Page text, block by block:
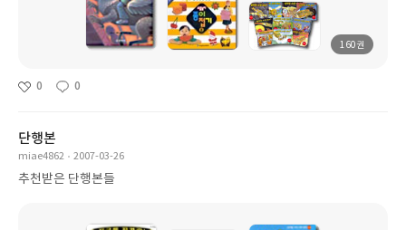
160권
0 0
단행본
miae4862 2007-03-26
추천받은 단행본들